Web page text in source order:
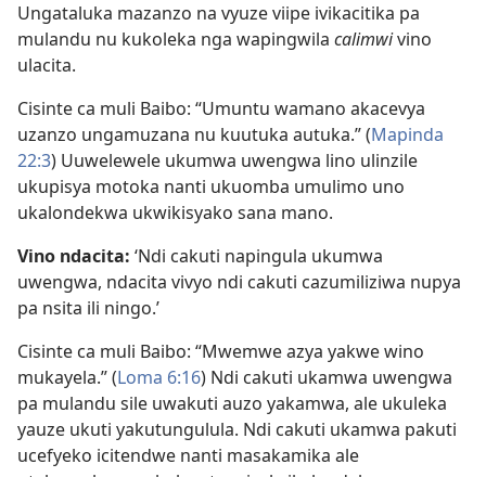
Ungataluka mazanzo na vyuze viipe ivikacitika pa
mulandu nu kukoleka nga wapingwila calimwivino
ulacita.
Cisinte ca muli Baibo: “Umuntu wamano akacevya
uzanzo ungamuzana nu kuutuka autuka.” (Mapinda
22:3) Uuwelewele ukumwa uwengwa lino ulinzile
ukupisya motoka nanti ukuomba umulimo uno
ukalondekwa ukwikisyako sana mano.
Vino ndacita: ‘Ndi cakuti napingula ukumwa
uwengwa, ndacita vivyo ndi cakuti cazumiliziwa nupya
pa nsita ili ningo.’
Cisinte ca muli Baibo: “Mwemwe azya yakwe wino
mukayela.” (Loma 6:16) Ndi cakuti ukamwa uwengwa
pa mulandu sile uwakuti auzo yakamwa, ale ukuleka
yauze ukuti yakutungulula. Ndi cakuti ukamwa pakuti
ucefyeko icitendwe nanti masakamika ale